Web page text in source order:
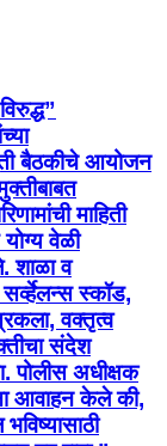
बैठकीचे आयोजन
माहिती
वेळी
शाळा व
स्कॉड,
वक्तृत्व
संदेश
पोलीस अधीक्षक
आवाहन केले की,